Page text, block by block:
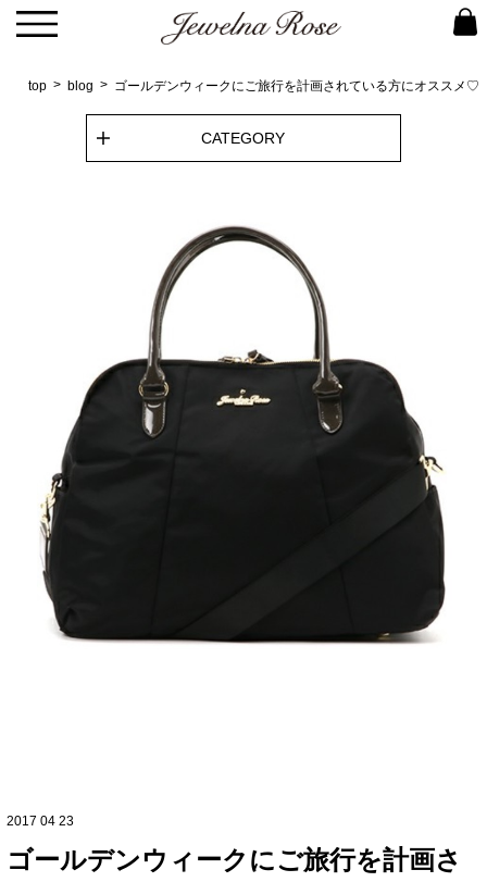
top blog ゴールデンウィークにご旅行を計画されている方にオススメ♡
CATEGORY
2017 04 23
ゴールデンウィークにご旅行を計画さ